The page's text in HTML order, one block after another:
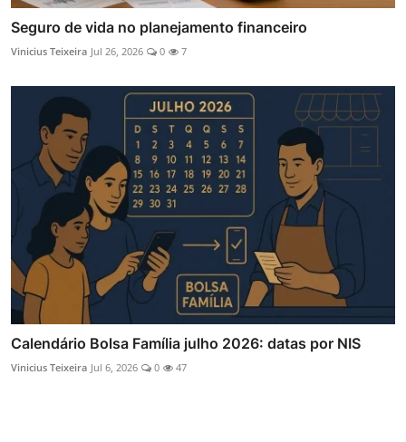
Seguro de vida no planejamento financeiro
Vinicius Teixeira Jul 26, 2026 0 7
Calendário Bolsa Família julho 2026: datas por NIS
Vinicius Teixeira Jul 6, 2026 0 47